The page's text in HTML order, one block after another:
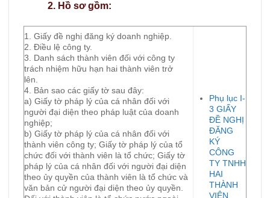
2. Hồ sơ gồm:
1. Giấy đề nghị đăng ký doanh nghiệp.
2. Điều lệ công ty.
3. Danh sách thành viên đối với công ty
trách nhiệm hữu hạn hai thành viên trở
lên.
4. Bản sao các giấy tờ sau đây:
a) Giấy tờ pháp lý của cá nhân đối với
người đại diện theo pháp luật của doanh
nghiệp;
b) Giấy tờ pháp lý của cá nhân đối với
thành viên công ty; Giấy tờ pháp lý của tổ
chức đối với thành viên là tổ chức; Giấy tờ
pháp lý của cá nhân đối với người đại diện
theo ủy quyền của thành viên là tổ chức và
văn bản cử người đại diện theo ủy quyền.
Phụ lục I-
3 GIẤY
ĐỀ NGHỊ
ĐĂNG
KÝ
CÔNG
TY TNHH
HAI
THÀNH
VIÊN